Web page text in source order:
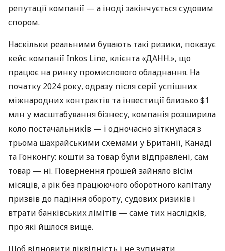
репутації компанії — а іноді закінчується судовим
спором.
Наскільки реальними бувають такі ризики, показує
кейс компанії Inkos Line, клієнта «ДАНН.», що
працює на ринку промислового обладнання. На
початку 2024 року, одразу після серії успішних
міжнародних контрактів та інвестиції близько $1
млн у масштабування бізнесу, компанія розширила
коло постачальників — і одночасно зіткнулася з
трьома шахрайськими схемами у Британії, Канаді
та Гонконгу: кошти за товар були відправлені, сам
товар — ні. Повернення грошей зайняло вісім
місяців, а рік без працюючого оборотного капіталу
призвів до падіння обороту, судових ризиків і
втрати банківських лімітів — саме тих наслідків,
про які йшлося вище.